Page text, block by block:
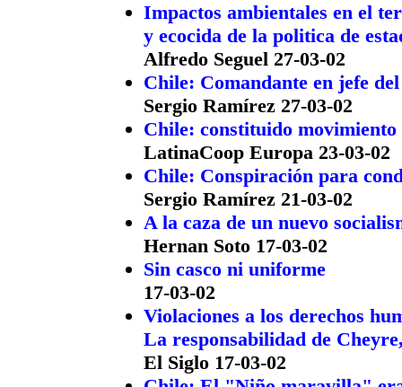
Impactos ambientales en el
y ecocida de la politica de
Alfredo Seguel 27-03-02
Chile: Comandante en jefe
Sergio Ramírez 27-03-02
Chile: constituido
LatinaCoop Europa 23-03-02
Chile: Conspiración para
Sergio Ramírez 21-03-02
A la caza de un nuevo
Hernan Soto 17-03-02
Sin casco ni uniforme
17-03-02
Violaciones a los derechos
La responsabilidad de
El Siglo 17-03-02